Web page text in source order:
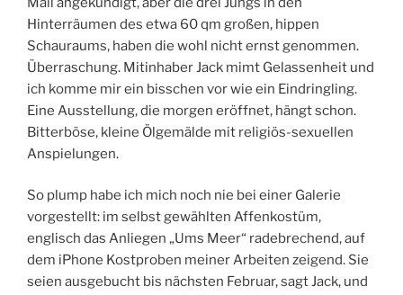
Hinterräumen des etwa 60 qm großen, hippen
Schauraums, haben die wohl nicht ernst genommen.
Überraschung. Mitinhaber Jack mimt Gelassenheit und
ich komme mir ein bisschen vor wie ein Eindringling.
Eine Ausstellung, die morgen eröffnet, hängt schon.
Bitterböse, kleine Ölgemälde mit religiös-sexuellen
Anspielungen.
So plump habe ich mich noch nie bei einer Galerie
vorgestellt: im selbst gewählten Affenkostüm,
englisch das Anliegen „Ums Meer“ radebrechend, auf
dem iPhone Kostproben meiner Arbeiten zeigend. Sie
seien ausgebucht bis nächsten Februar, sagt Jack, und